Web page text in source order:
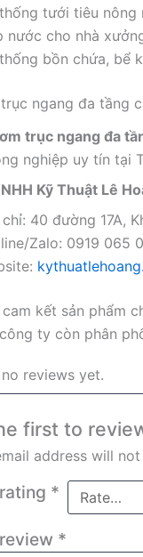
tưới tiêu nông
nước cho nhà
bồn chứa, bể
ngang đa tầng
trục ngang đa
nghiệp uy tín tại
Kỹ Thuật Lê
40 đường 17A,
Zalo: 0919 065
kết sản phẩm
ty còn phân
reviews yet.
first to
address will
*
*